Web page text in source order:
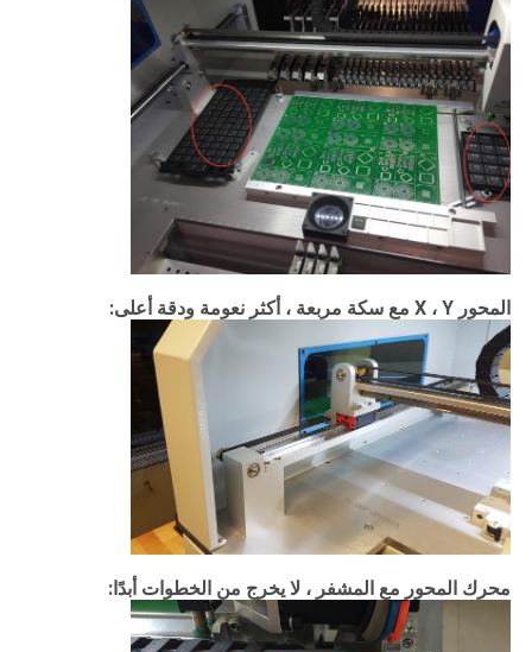
المحور X ، Y مع سكة ​​مربعة ، أكثر نعومة ودقة أعلى:
محرك المحور مع المشفر ، لا يخرج من الخطوات أبدًا: